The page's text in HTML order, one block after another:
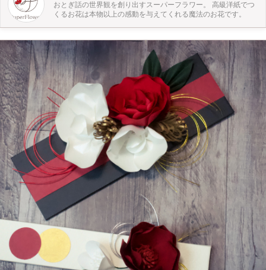
おとぎ話の世界観を創り出すスーパーフラワー。 高級洋紙でつ
くるお花は本物以上の感動を与えてくれる魔法のお花です。